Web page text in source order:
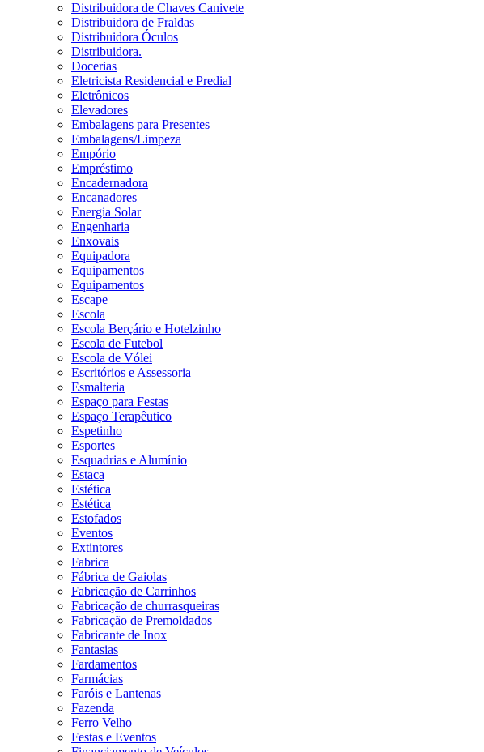
Distribuidora de Chaves Canivete
Distribuidora de Fraldas
Distribuidora Óculos
Distribuidora.
Docerias
Eletricista Residencial e Predial
Eletrônicos
Elevadores
Embalagens para Presentes
Embalagens/Limpeza
Empório
Empréstimo
Encadernadora
Encanadores
Energia Solar
Engenharia
Enxovais
Equipadora
Equipamentos
Equipamentos
Escape
Escola
Escola Berçário e Hotelzinho
Escola de Futebol
Escola de Vólei
Escritórios e Assessoria
Esmalteria
Espaço para Festas
Espaço Terapêutico
Espetinho
Esportes
Esquadrias e Alumínio
Estaca
Estética
Estética
Estofados
Eventos
Extintores
Fabrica
Fábrica de Gaiolas
Fabricação de Carrinhos
Fabricação de churrasqueiras
Fabricação de Premoldados
Fabricante de Inox
Fantasias
Fardamentos
Farmácias
Faróis e Lantenas
Fazenda
Ferro Velho
Festas e Eventos